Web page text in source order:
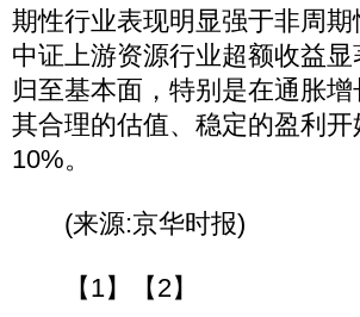
期性行业表现明显强于非周
中证上游资源行业超额收益
归至基本面，特别是在通胀
其合理的估值、稳定的盈利
10%。
(来源:京华时报)
【1】【2】